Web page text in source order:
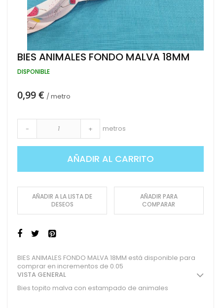
Saltar
al
comienzo
galería
BIES ANIMALES FONDO MALVA 18MM
DISPONIBLE
0,99 € / metro
- + metros
AÑADIR AL CARRITO
AÑADIR A LA LISTA DE
DESEOS
AÑADIR PARA
COMPARAR
BIES ANIMALES FONDO MALVA 18MM está disponible para
comprar en incrementos de 0.05
VISTA GENERAL
Bies topito malva con estampado de animales